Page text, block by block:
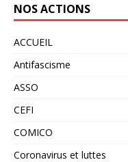
NOS ACTIONS
ACCUEIL
Antifascisme
ASSO
CEFI
COMICO
Coronavirus et luttes